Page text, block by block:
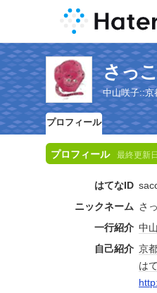
さっ
中山咲子::京
プロフィール
プロフィール 最終更新
はてなID
ニックネーム さ
一行紹介 中山
自己紹介 京
は